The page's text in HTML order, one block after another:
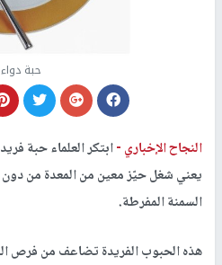
حبة دواء
النجاح الإخباري -ابتكر العلماء حبة
يعني شغل حيّز معين من المعدة من
السمنة المفرطة.
هذه الحبوب الفريدة تضاعف من فرص